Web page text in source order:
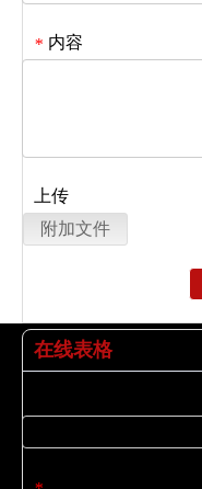
* 内容
上传
附加文件
在线表格